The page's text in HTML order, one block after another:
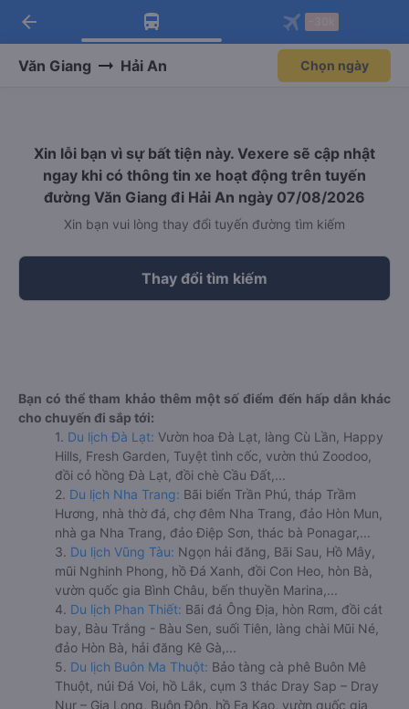
Tải app Vexere ngay!
Nhận ưu đãi thành viên độc
Mở app
Tải app Vexere
-30k/ghế khi đặt vé máy bay qua
Mở app
arrow_back
Văn Giang Hải An Chọn ngày
Xin lỗi bạn vì sự bất tiện này. Vexere sẽ cập nhật
ngay khi có thông tin xe hoạt động trên tuyến
đường Văn Giang đi Hải An ngày 07/08/2026
Xin bạn vui lòng thay đổi tuyến đường tìm kiếm
Thay đổi tìm kiếm
Bạn có thể tham khảo thêm một số điểm đến hấp dẫn khác
cho chuyến đi sắp tới:
1. Du lịch Đà Lạt: Vườn hoa Đà Lạt, làng Cù Lần, Happy
Hills, Fresh Garden, Tuyệt tình cốc, vườn thú Zoodoo,
đồi cỏ hồng Đà Lạt, đồi chè Cầu Đất,...
2. Du lịch Nha Trang: Bãi biển Trần Phú, tháp Trầm
Hương, nhà thờ đá, chợ đêm Nha Trang, đảo Hòn Mun,
nhà ga Nha Trang, đảo Điệp Sơn, thác bà Ponagar,...
3. Du lịch Vũng Tàu: Ngọn hải đăng, Bãi Sau, Hồ Mây,
mũi Nghinh Phong, hồ Đá Xanh, đồi Con Heo, hòn Bà,
vườn quốc gia Bình Châu, bến thuyền Marina,...
4. Du lịch Phan Thiết: Bãi đá Ông Địa, hòn Rơm, đồi cát
bay, Bàu Trắng - Bàu Sen, suối Tiên, làng chài Mũi Né,
đảo Hòn Bà, hải đăng Kê Gà,...
5. Du lịch Buôn Ma Thuột: Bảo tàng cà phê Buôn Mê
Thuột, núi Đá Voi, hồ Lắk, cụm 3 thác Dray Sap – Dray
Nur – Gia Long, Buôn Đôn, hồ Ea Kao, vườn quốc gia